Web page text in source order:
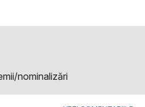
nominalizări